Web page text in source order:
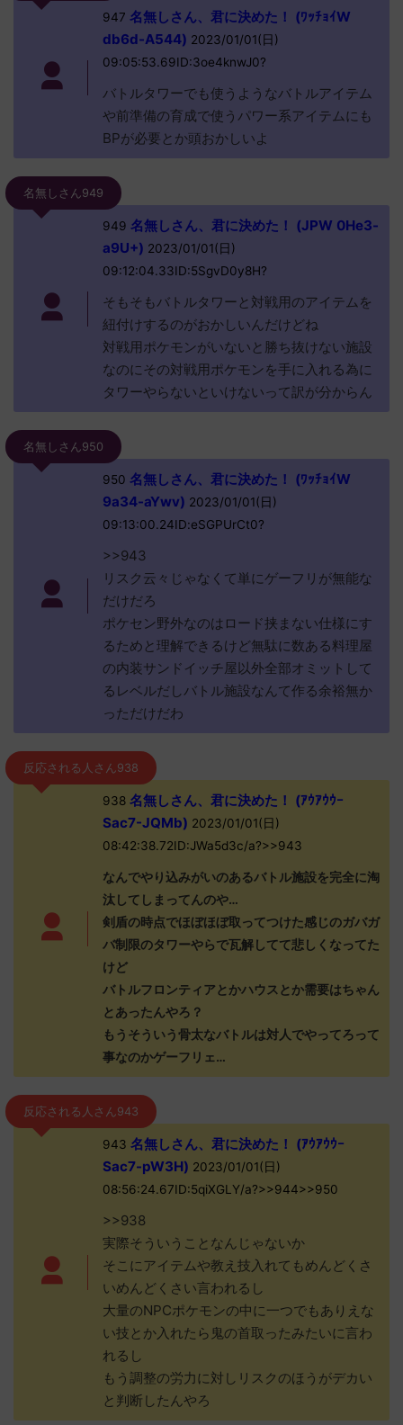
947 名無しさん、君に決めた！ (ﾜｯﾁｮｲW
db6d-A544) 2023/01/01(日)
09:05:53.69ID:3oe4knwJ0?
バトルタワーでも使うようなバトルアイテム
や前準備の育成で使うパワー系アイテムにも
BPが必要とか頭おかしいよ
名無しさん949
949 名無しさん、君に決めた！ (JPW 0He3-
a9U+) 2023/01/01(日)
09:12:04.33ID:5SgvD0y8H?
そもそもバトルタワーと対戦用のアイテムを
紐付けするのがおかしいんだけどね
対戦用ポケモンがいないと勝ち抜けない施設
なのにその対戦用ポケモンを手に入れる為に
タワーやらないといけないって訳が分からん
名無しさん950
950 名無しさん、君に決めた！ (ﾜｯﾁｮｲW
9a34-aYwv) 2023/01/01(日)
09:13:00.24ID:eSGPUrCt0?
>>943
リスク云々じゃなくて単にゲーフリが無能な
だけだろ
ポケセン野外なのはロード挟まない仕様にす
るためと理解できるけど無駄に数ある料理屋
の内装サンドイッチ屋以外全部オミットして
るレベルだしバトル施設なんて作る余裕無か
っただけだわ
反応される人さん938
938名無しさん、君に決めた！ (ｱｳｱｳｳｰ
Sac7-JQMb) 2023/01/01(日)
08:42:38.72ID:JWa5d3c/a?>>943
なんでやり込みがいのあるバトル施設を完全に淘
汰してしまってんのや…
剣盾の時点でほぼほぼ取ってつけた感じのガバガ
バ制限のタワーやらで瓦解してて悲しくなってた
けど
バトルフロンティアとかハウスとか需要はちゃん
とあったんやろ？
もうそういう骨太なバトルは対人でやってろって
事なのかゲーフリェ…
反応される人さん943
943 名無しさん、君に決めた！ (ｱｳｱｳｳｰ
Sac7-pW3H) 2023/01/01(日)
08:56:24.67ID:5qiXGLY/a?>>944>>950
>>938
実際そういうことなんじゃないか
そこにアイテムや教え技入れてもめんどくさ
いめんどくさい言われるし
大量のNPCポケモンの中に一つでもありえな
い技とか入れたら鬼の首取ったみたいに言わ
れるし
もう調整の労力に対しリスクのほうがデカい
と判断したんやろ